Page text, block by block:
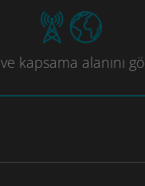
ve kapsama alanını